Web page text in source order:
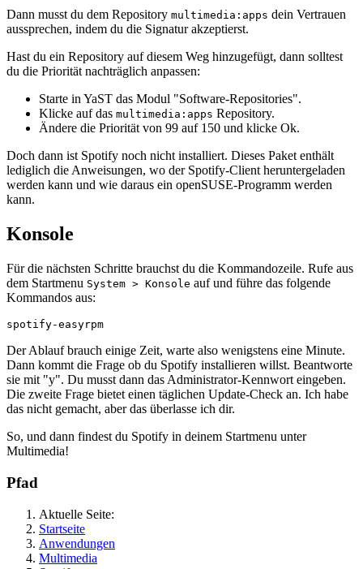
Dann musst du dem Repository multimedia:apps dein Vertrauen
aussprechen, indem du die Signatur akzeptierst.
Hast du ein Repository auf diesem Weg hinzugefügt, dann solltest
du die Priorität nachträglich anpassen:
Starte in YaST das Modul "Software-Repositories".
Klicke auf das multimedia:apps Repository.
Ändere die Priorität von 99 auf 150 und klicke Ok.
Doch dann ist Spotify noch nicht installiert. Dieses Paket enthält
lediglich die Anweisungen, wo der Spotify-Client heruntergeladen
werden kann und wie daraus ein openSUSE-Programm werden
kann.
Konsole
Für die nächsten Schritte brauchst du die Kommandozeile. Rufe aus
dem Startmenu System > Konsole auf und führe das folgende
Kommandos aus:
Der Ablauf brauch einige Zeit, warte also wenigstens eine Minute.
Dann kommt die Frage ob du Spotify installieren willst. Beantworte
sie mit "y". Du musst dann das Administrator-Kennwort eingeben.
Die zweite Frage bietet einen täglichen Update-Check an. Ich habe
das nicht gemacht, aber das überlasse ich dir.
So, und dann findest du Spotify in deinem Startmenu unter
Multimedia!
Pfad
Aktuelle Seite:
Startseite
Anwendungen
Multimedia